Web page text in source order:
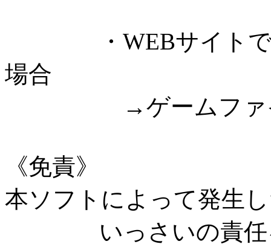
・WEBサイトでゲ
場合
→ゲームファイル
《免責》
本ソフトによって発生
いっさいの責任を